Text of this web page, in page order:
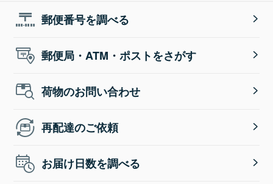
郵便番号を調べる
郵便局・ATM・ポストをさがす
荷物のお問い合わせ
再配達のご依頼
お届け日数を調べる